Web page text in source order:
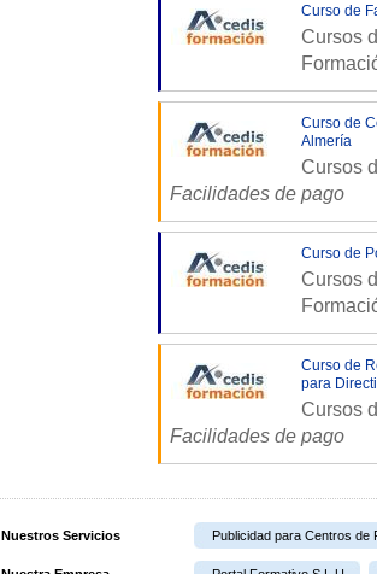
Curso de
Cursos
Curso de
Almería
Cursos
Facilidades de pago
Curso de
Cursos
Curso de
para
Cursos
Facilidades de pago
Nuestros Servicios Publicidad para Centros de